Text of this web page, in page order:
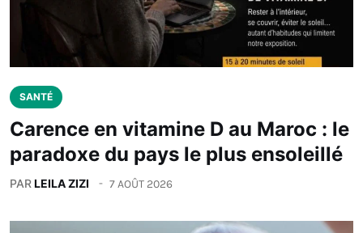
SANTÉ
Carence en vitamine D au Maroc : le
paradoxe du pays le plus ensoleillé
PARLEILA ZIZI 7 AOÛT 2026